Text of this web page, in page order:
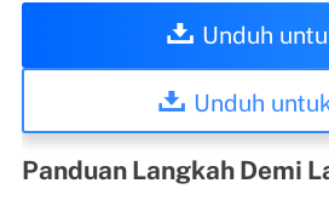
Unduh
Unduh
Panduan Langkah Demi